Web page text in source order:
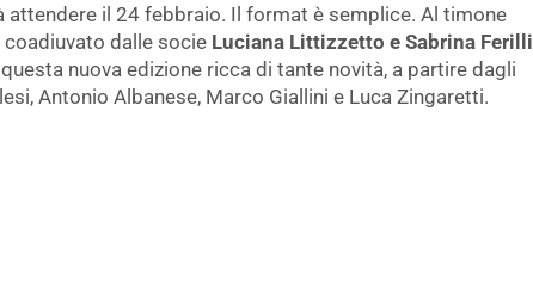
attendere il 24 febbraio. Il format è semplice. Al timone
coadiuvato dalle socie Luciana Littizzetto e Sabrina Ferilli
nuova edizione ricca di tante novità, a partire dagli
Antonio Albanese, Marco Giallini e Luca Zingaretti.